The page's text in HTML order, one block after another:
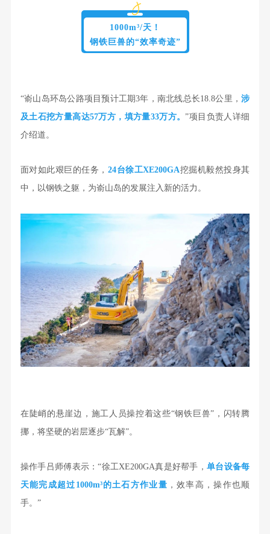
1000m³/天！
钢铁巨兽的“效率奇迹”
“嵛山岛环岛公路项目预计工期3年，南北线总长18.8公里，涉
及土石挖方量高达57万方，填方量33万方。”项目负责人详细
介绍道。
面对如此艰巨的任务， 24台徐工XE200GA挖掘机毅然投身其
中，以钢铁之躯，为嵛山岛的发展注入新的活力。
在陡峭的悬崖边，施工人员操控着这些“钢铁巨兽”，闪转腾
挪，将坚硬的岩层逐步“瓦解”。
操作手吕师傅表示：“徐工XE200GA真是好帮手，单台设备每
天能完成超过1000m³的土石方作业量 ，效率高，操作也顺
手。”